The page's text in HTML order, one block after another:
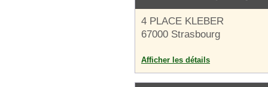
4 PLACE KLEBER
67000 Strasbourg
Afficher les détails